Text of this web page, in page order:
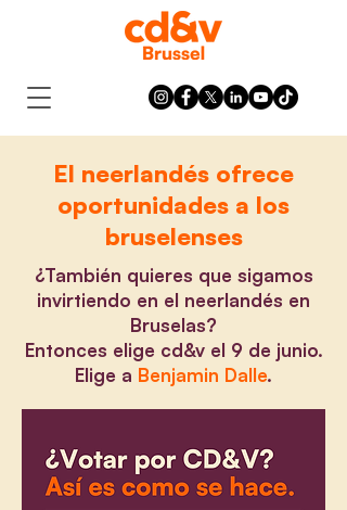
El neerlandés ofrece
oportunidades a los
bruselenses
¿También quieres que sigamos
invirtiendo en el neerlandés en
Bruselas?
Entonces elige cd&v el 9 de junio.
Elige a Benjamin Dalle.